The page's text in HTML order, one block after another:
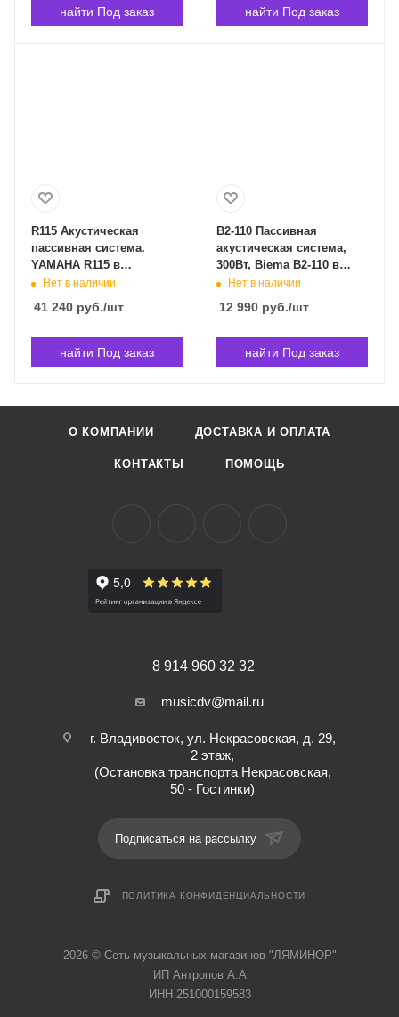
найти Под заказ найти Под заказ
R115 Акустическая
пассивная система.
YAMAHA R115 в
Владивостоке
Нет в наличии
41 240 руб./шт
найти Под заказ
B2-110 Пассивная
акустическая система,
300Вт, Biema B2-110 в
Владивостоке
Нет в наличии
12 990руб./шт
найти Под заказ
О КОМПАНИИ ДОСТАВКА И ОПЛАТА
КОНТАКТЫ ПОМОЩЬ
8 914 960 32 32
musicdv@mail.ru
г. Владивосток, ул. Некрасовская, д. 29,
2 этаж,
(Остановка транспорта Некрасовская,
50 - Гостинки)
Подписаться на рассылку
ПОЛИТИКА КОНФИДЕНЦИАЛЬНОСТИ
2026 © Cеть музыкальных магазинов "ЛЯМИНОР"
ИП Антропов А.А
ИНН 251000159583